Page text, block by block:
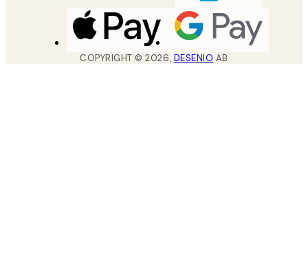
COPYRIGHT ©2026, DESENIO AB